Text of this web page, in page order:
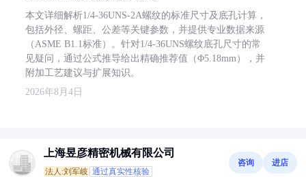
本文详细解析1/4-36UNS-2A螺纹的标准尺寸及底孔计算，
包括外径、螺距、公差等关键参数，并提供专业数据来源
（ASME B1.1标准）。针对1/4-36UNS螺纹底孔尺寸的常
见疑问，通过公式推导给出精确推荐值（Φ5.18mm），并
附加工艺建议与扩展知识。
2026年8月4日
上海昱彦精密机械有限公司
法人:刘军岐 通过真实性核验
咨询 进店